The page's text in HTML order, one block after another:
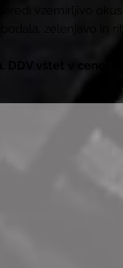
vzemirljivo
DDV vštet v ceno.